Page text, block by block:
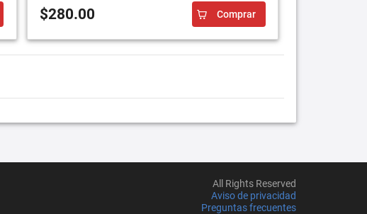
$280.00 Comprar
All Rights Reserved
Aviso de privacidad
Preguntas frecuentes